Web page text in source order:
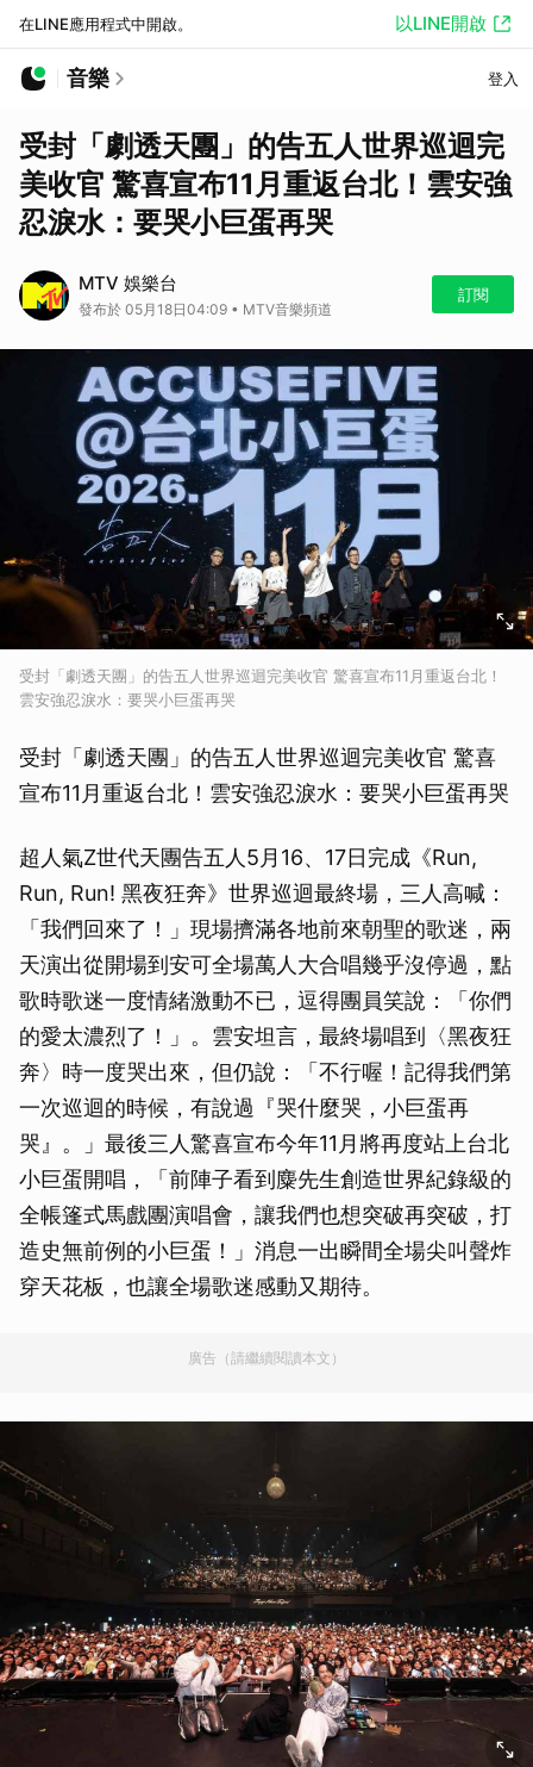
在LINE應用程式中開啟。 以LINE開啟
音樂 登入
受封「劇透天團」的告五人世界巡迴完
美收官 驚喜宣布11月重返台北！雲安強
忍淚水：要哭小巨蛋再哭
MTV 娛樂台
發布於 05月18日04:09 • MTV音樂頻道
訂閱
受封「劇透天團」的告五人世界巡迴完美收官 驚喜宣布11月重返台北！
雲安強忍淚水：要哭小巨蛋再哭
受封「劇透天團」的告五人世界巡迴完美收官 驚喜
宣布11月重返台北！雲安強忍淚水：要哭小巨蛋再哭
超人氣Z世代天團告五人5月16、17日完成《Run,
Run, Run! 黑夜狂奔》世界巡迴最終場，三人高喊：
「我們回來了！」現場擠滿各地前來朝聖的歌迷，兩
天演出從開場到安可全場萬人大合唱幾乎沒停過，點
歌時歌迷一度情緒激動不已，逗得團員笑說：「你們
的愛太濃烈了！」。雲安坦言，最終場唱到〈黑夜狂
奔〉時一度哭出來，但仍說：「不行喔！記得我們第
一次巡迴的時候，有說過『哭什麼哭，小巨蛋再
哭』。」最後三人驚喜宣布今年11月將再度站上台北
小巨蛋開唱，「前陣子看到麋先生創造世界紀錄級的
全帳篷式馬戲團演唱會，讓我們也想突破再突破，打
造史無前例的小巨蛋！」消息一出瞬間全場尖叫聲炸
穿天花板，也讓全場歌迷感動又期待。
廣告（請繼續閱讀本文）